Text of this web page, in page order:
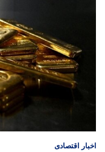
اخبار اقتصادی